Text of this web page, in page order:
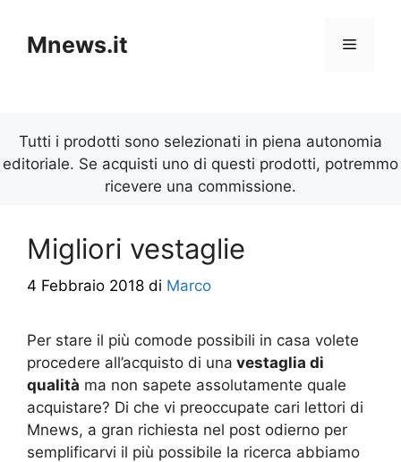
contenuto
Mnews.it Menu
Tutti i prodotti sono selezionati in piena autonomia
editoriale. Se acquisti uno di questi prodotti, potremmo
ricevere una commissione.
Migliori vestaglie
4 Febbraio 2018 di Marco
Per stare il più comode possibili in casa volete
procedere all’acquisto di una vestaglia di
qualità ma non sapete assolutamente quale
acquistare? Di che vi preoccupate cari lettori di
Mnews, a gran richiesta nel post odierno per
semplificarvi il più possibile la ricerca abbiamo